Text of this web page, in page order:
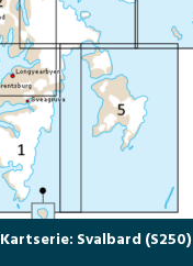
Kartserie: Svalbard (S250)